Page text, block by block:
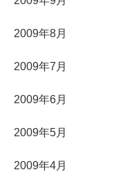
2009年8月
2009年7月
2009年6月
2009年5月
2009年4月